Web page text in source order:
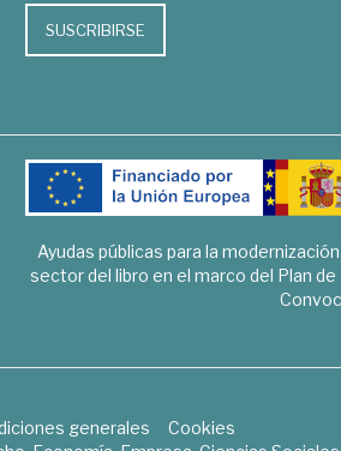
SUSCRIBIRSE
Ayudas públicas para la
sector del libro en el marco del Plan
generales
Cookies